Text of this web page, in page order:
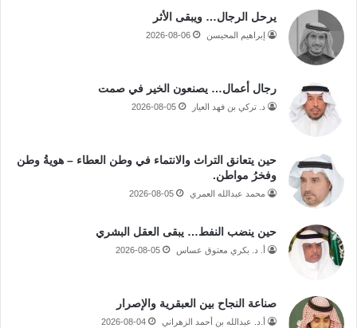
يرحل الرجال… ويبقى الأثر
إبراهيم المحيسن 2026-08-06
رجال أعمال… يصنعون الخير في صمت
د. تركي بن فهد العيار 2026-08-05
حين يتعانق التراث والانتماء في وطن العطاء – هويةُ وطن
وفخرُ مواطن.
محمد عبدالله العمري 2026-08-05
حين ينضب النفط… يبقى العقل البشري
أ. د. بكري معتوق عساس 2026-08-05
صناعة النجاح بين العبقرية والإصرار
أ.د. عبدالله بن أحمد الزهراني 2026-08-04